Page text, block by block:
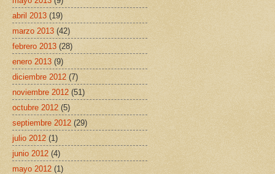
abril 2013 (19)
marzo 2013 (42)
febrero 2013 (28)
enero 2013 (9)
diciembre 2012 (7)
noviembre 2012 (51)
octubre 2012 (5)
septiembre 2012 (29)
julio 2012 (1)
junio 2012 (4)
mayo 2012 (1)